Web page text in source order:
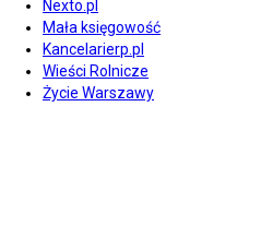
Nexto.pl
Mała księgowość
Kancelarierp.pl
Wieści Rolnicze
Życie Warszawy